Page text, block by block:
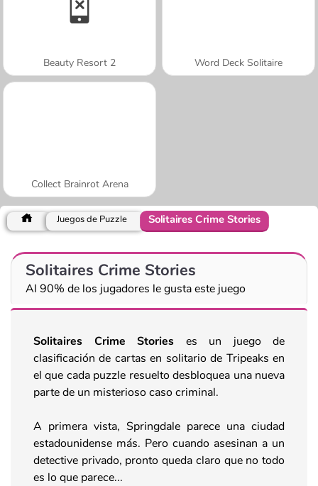
Beauty Resort 2 Word Deck Solitaire
Collect Brainrot Arena
Juegos de Puzzle Solitaires Crime Stories
Solitaires Crime Stories
Al 90% de los jugadores le gusta este juego
Solitaires Crime Stories es un juego de
clasificación de cartas en solitario de Tripeaks en
el que cada puzzle resuelto desbloquea una nueva
parte de un misterioso caso criminal.
A primera vista, Springdale parece una ciudad
estadounidense más. Pero cuando asesinan a un
detective privado, pronto queda claro que no todo
es lo que parece...